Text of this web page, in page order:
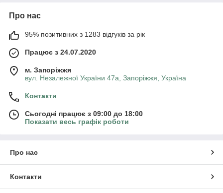
Про нас
95% позитивних з 1283 відгуків за рік
Працює з 24.07.2020
м. Запоріжжя
вул. Незалежної України 47а, Запоріжжя, Україна
Контакти
Сьогодні працює з 09:00 до 18:00
Показати весь графік роботи
Про нас
Контакти